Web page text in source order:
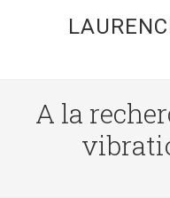
A la